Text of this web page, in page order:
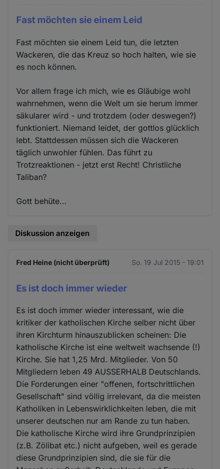
Fast möchten sie einem Leid
Fast möchten sie einem Leid tun, die letzten
Wackeren, die das Kreuz so hoch halten, wie sie
es noch können.
Vor allem frage ich mich, wie es Gläubige wohl
wahrnehmen, wenn die Welt um sie herum immer
säkularer wird - und trotzdem (oder deswegen?)
funktioniert. Niemand leidet, der gottlos glücklich
lebt. Stattdessen müssen sich die Wackeren
täglich unwohler fühlen. Das führt zu
Trotzreaktionen - jetzt erst Recht! Christliche
Taliban?
Gott behüte...
Diskussion anzeigen
Fred Heine (nicht überprüft) So. 19 Jul 2015 - 19:01
Es ist doch immer wieder
Es ist doch immer wieder interessant, wie die
kritiker der katholischen Kirche selber nicht über
ihren Kirchturm hinauszublicken scheinen: Die
katholische Kirche ist eine weltweit wachsende (!)
Kirche. Sie hat 1,25 Mrd. Mitglieder. Von 50
Mitgliedern leben 49 AUSSERHALB Deutschlands.
Die Forderungen einer "offenen, fortschrittlichen
Gesellschaft" sind völlig irrelevant, da die meisten
Katholiken in Lebenswirklichkeiten leben, die mit
unserer deutschen nur am Rande zu tun haben.
Die katholische Kirche wird ihre Grundprinzipien
(z.B. Zölibat etc.) nicht aufgeben, weil es gerade
diese Grundprinzipien sind, die sie für die